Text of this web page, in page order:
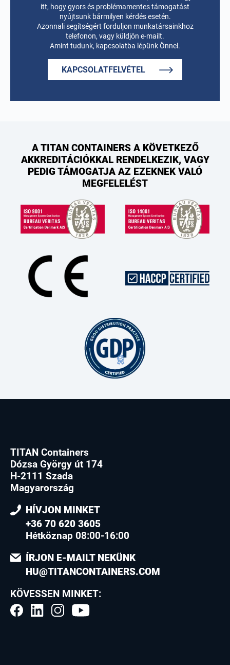
itt, hogy gyors és problémamentes támogatást
nyújtsunk bármilyen kérdés esetén.
Azonnali segítségért forduljon munkatársainkhoz
telefonon, vagy küldjön e-mailt.
Amint tudunk, kapcsolatba lépünk Önnel.
KAPCSOLATFELVÉTEL
A TITAN CONTAINERS A KÖVETKEZŐ
AKKREDITÁCIÓKKAL RENDELKEZIK, VAGY
PEDIG TÁMOGATJA AZ EZEKNEK VALÓ
MEGFELELÉST
TITAN Containers
Dózsa György út 174
H-2111 Szada
Magyarország
HÍVJON MINKET
+36 70 620 3605
Hétköznap 08:00-16:00
ÍRJON E-MAILT NEKÜNK
HU@TITANCONTAINERS.COM
KÖVESSEN MINKET: